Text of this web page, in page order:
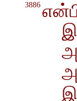
3886